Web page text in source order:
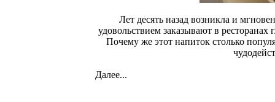
Лет десять назад возникла и
удовольствием заказывают в
Почему же этот напиток столько
Далее...